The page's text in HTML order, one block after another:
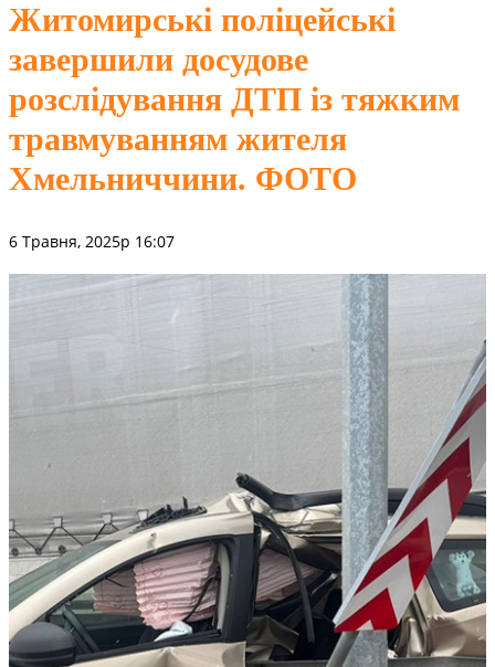
Житомирські поліцейські
завершили досудове
розслідування ДТП із тяжким
травмуванням жителя
Хмельниччини. ФОТО
6 Травня, 2025р 16:07